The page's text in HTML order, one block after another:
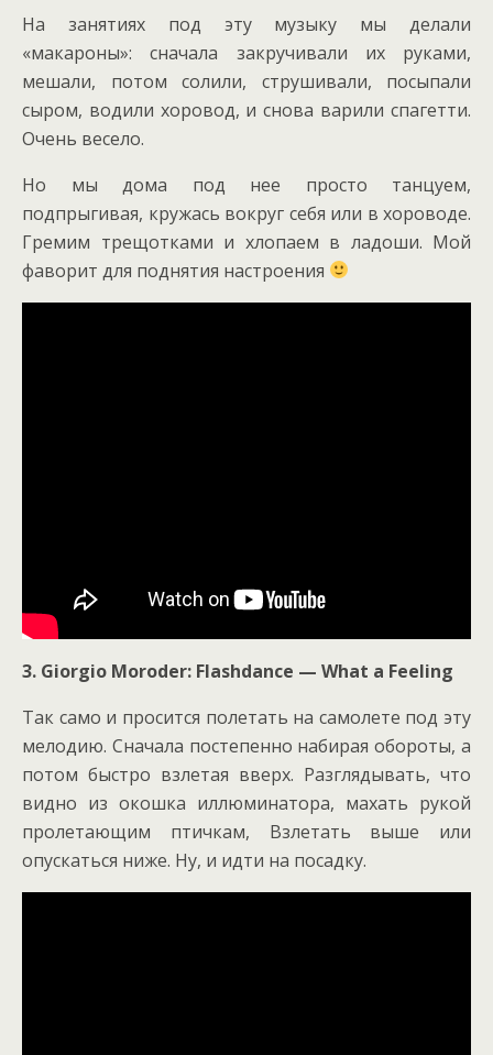
На занятиях под эту музыку мы делали
«макароны»: сначала закручивали их руками,
мешали, потом солили, струшивали, посыпали
сыром, водили хоровод, и снова варили спагетти.
Очень весело.
Но мы дома под нее просто танцуем,
подпрыгивая, кружась вокруг себя или в хороводе.
Гремим трещотками и хлопаем в ладоши. Мой
фаворит для поднятия настроения
3. Giorgio Moroder: Flashdance — What a Feeling
Так само и просится полетать на самолете под эту
мелодию. Сначала постепенно набирая обороты, а
потом быстро взлетая вверх. Разглядывать, что
видно из окошка иллюминатора, махать рукой
пролетающим птичкам, Взлетать выше или
опускаться ниже. Ну, и идти на посадку.